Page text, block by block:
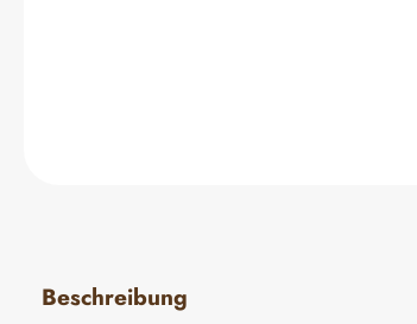
Beschreibung